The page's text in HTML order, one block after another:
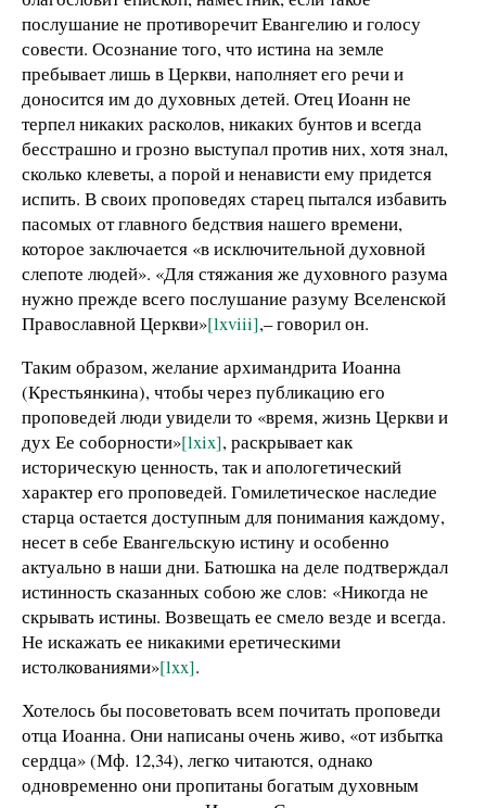
послушание не противоречит Евангелию и голосу
совести. Осознание того, что истина на земле
пребывает лишь в Церкви, наполняет его речи и
доносится им до духовных детей. Отец Иоанн не
терпел никаких расколов, никаких бунтов и всегда
бесстрашно и грозно выступал против них, хотя знал,
сколько клеветы, а порой и ненависти ему придется
испить. В своих проповедях старец пытался избавить
пасомых от главного бедствия нашего времени,
которое заключается «в исключительной духовной
слепоте людей». «Для стяжания же духовного разума
нужно прежде всего послушание разуму Вселенской
Православной Церкви»[lxviii],– говорил он.
Таким образом, желание архимандрита Иоанна
(Крестьянкина), чтобы через публикацию его
проповедей люди увидели то «время, жизнь Церкви и
дух Ее соборности»[lxix], раскрывает как
историческую ценность, так и апологетический
характер его проповедей. Гомилетическое наследие
старца остается доступным для понимания каждому,
несет в себе Евангельскую истину и особенно
актуально в наши дни. Батюшка на деле подтверждал
истинность сказанных собою же слов: «Никогда не
скрывать истины. Возвещать ее смело везде и всегда.
Не искажать ее никакими еретическими
истолкованиями»[lxx].
Хотелось бы посоветовать всем почитать проповеди
отца Иоанна. Они написаны очень живо, «от избытка
сердца» (Мф. 12,34), легко читаются, однако
одновременно они пропитаны богатым духовным